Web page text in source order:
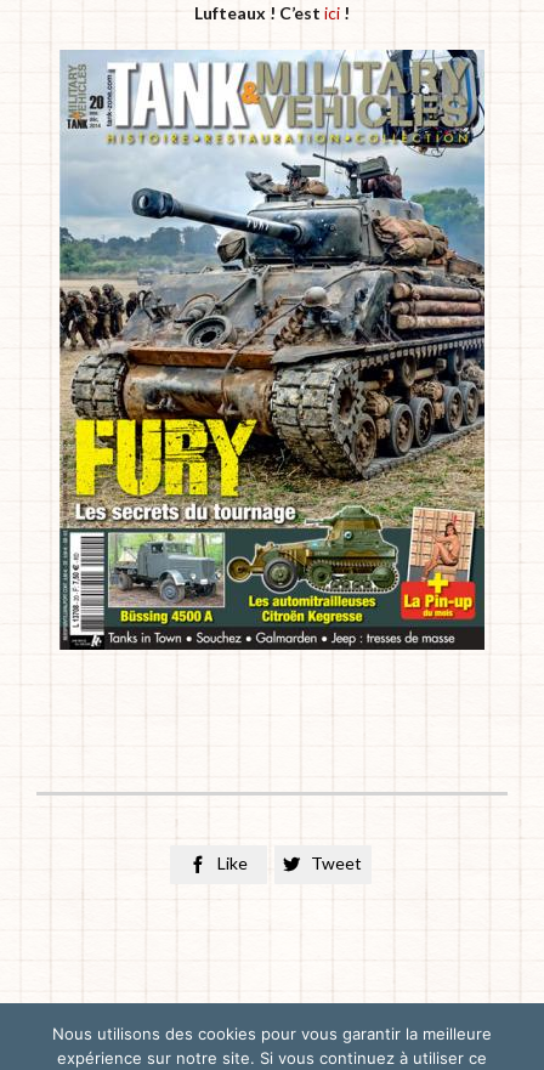
Lufteaux ! C’est ici !
 Like  Tweet
© 2025 - Les Lufteaux - Tous droits réservés -Mentions Légales
Nous utilisons des cookies pour vous garantir la meilleure
expérience sur notre site. Si vous continuez à utiliser ce